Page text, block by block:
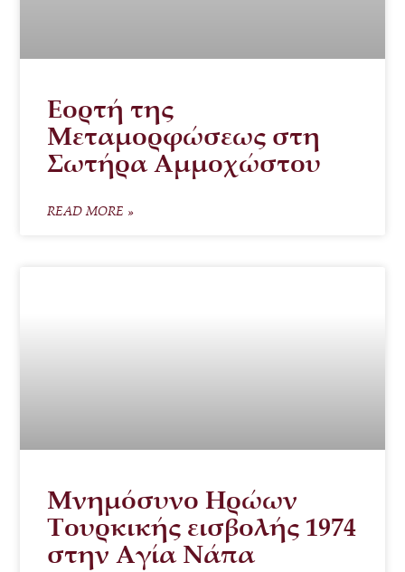
Εορτή της
Μεταμορφώσεως στη
Σωτήρα Αμμοχώστου
READ MORE »
Μνημόσυνο Ηρώων
Τουρκικής εισβολής 1974
στην Αγία Νάπα